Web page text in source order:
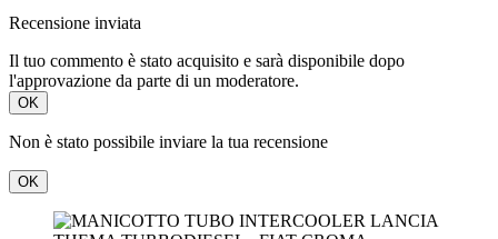
Recensione inviata
Il tuo commento è stato acquisito e sarà disponibile dopo
l'approvazione da parte di un moderatore.
OK
Non è stato possibile inviare la tua recensione
OK